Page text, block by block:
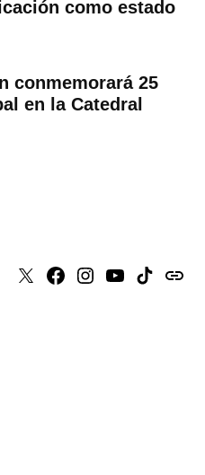
como estado
conmemorará 25
en la Catedral
X Faceboook
Instagram
YoutubeTiktokissuu